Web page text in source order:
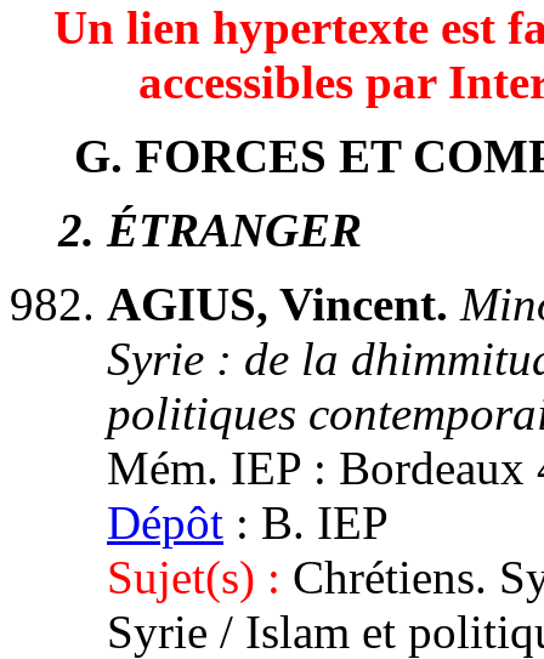
Un lien hypertexte est
accessibles par
G. FORCES ET
2. ÉTRANGER
AGIUS, Vincent.
Syrie : de la
politiques
Mém. IEP : Bordeaux
Dépôt : B. IEP
Sujet(s) : Chrétiens.
Syrie / Islam et